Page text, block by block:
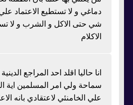
دماغي و لا تستطيع الاعتماد
شي حتى الاكل و الشرب و لا
الاكلام
انا حاليا اقلد احد المراجع
سماحة ولي امر المسلمين اية
علي الخامنئي لاعتقادي بانه